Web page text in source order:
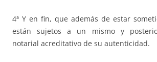
4ª Y en fin, que además de estar
están sujetos a un mismo y
notarial acreditativo de su autenticidad.